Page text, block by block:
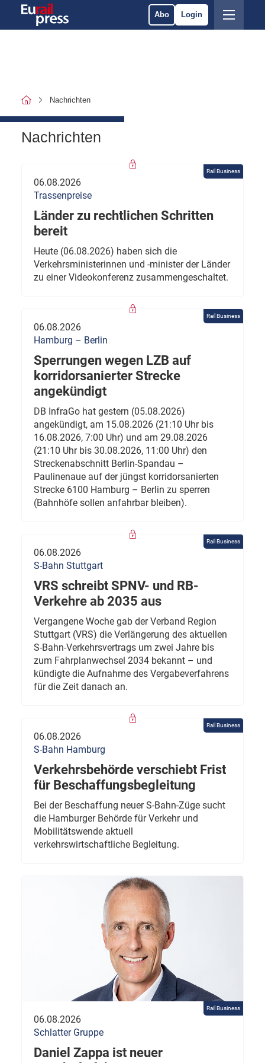
Abo Login
Nachrichten
Nachrichten
Rail Business
06.08.2026
Trassenpreise
Länder zu rechtlichen Schritten
bereit
Heute (06.08.2026) haben sich die
Verkehrsministerinnen und -minister der Länder
zu einer Videokonferenz zusammengeschaltet.
Rail Business
06.08.2026
Hamburg – Berlin
Sperrungen wegen LZB auf
korridorsanierter Strecke
angekündigt
DB InfraGo hat gestern (05.08.2026)
angekündigt, am 15.08.2026 (21:10 Uhr bis
16.08.2026, 7:00 Uhr) und am 29.08.2026
(21:10 Uhr bis 30.08.2026, 11:00 Uhr) den
Streckenabschnitt Berlin-Spandau –
Paulinenaue auf der jüngst korridorsanierten
Strecke 6100 Hamburg – Berlin zu sperren
(Bahnhöfe sollen anfahrbar bleiben).
Rail Business
06.08.2026
S-Bahn Stuttgart
VRS schreibt SPNV- und RB-
Verkehre ab 2035 aus
Vergangene Woche gab der Verband Region
Stuttgart (VRS) die Verlängerung des aktuellen
S-Bahn-Verkehrsvertrags um zwei Jahre bis
zum Fahrplanwechsel 2034 bekannt – und
kündigte die Aufnahme des Vergabeverfahrens
für die Zeit danach an.
Rail Business
06.08.2026
S-Bahn Hamburg
Verkehrsbehörde verschiebt Frist
für Beschaffungsbegleitung
Bei der Beschaffung neuer S-Bahn-Züge sucht
die Hamburger Behörde für Verkehr und
Mobilitätswende aktuell
verkehrswirtschaftliche Begleitung.
Rail Business
06.08.2026
Schlatter Gruppe
Daniel Zappa ist neuer